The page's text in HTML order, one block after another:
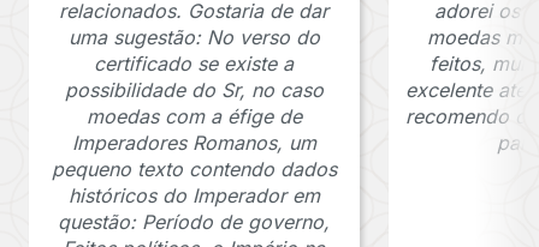
relacionados. Gostaria de dar
uma sugestão: No verso do
certificado se existe a
possibilidade do Sr, no caso
moedas com a éfige de
Imperadores Romanos, um
pequeno texto contendo dados
históricos do Imperador em
questão: Período de governo,
adorei os
moedas
feitos,
excelente
recomendo o